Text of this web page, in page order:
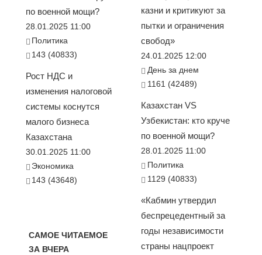
по военной мощи?
28.01.2025 11:00
Политика
143 (40833)
Рост НДС и
изменения налоговой
системы коснутся
малого бизнеса
Казахстана
30.01.2025 11:00
Экономика
143 (43648)
САМОЕ ЧИТАЕМОЕ
ЗА ВЧЕРА
казни и критикуют за
пытки и ограничения
свобод»
24.01.2025 12:00
День за днем
1161 (42489)
Казахстан VS
Узбекистан: кто круче
по военной мощи?
28.01.2025 11:00
Политика
1129 (40833)
«Кабмин утвердил
беспрецедентный за
годы независимости
страны нацпроект